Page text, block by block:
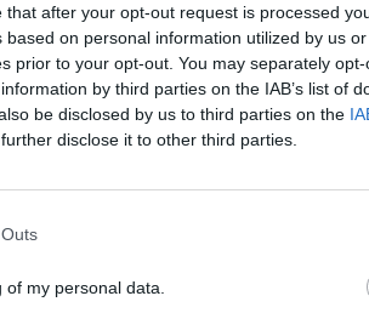
after your opt-out request is processed
on personal information utilized by us
prior to your opt-out. You may separately
by third parties on the IAB’s list of
be disclosed by us to third parties on the
disclose it to other third parties.
my personal data.
τις 12 έως και τις 3 το
ημέρες και θα
κηρύσσουν η ΓΣΕΕ και η
των Εμπόρων και